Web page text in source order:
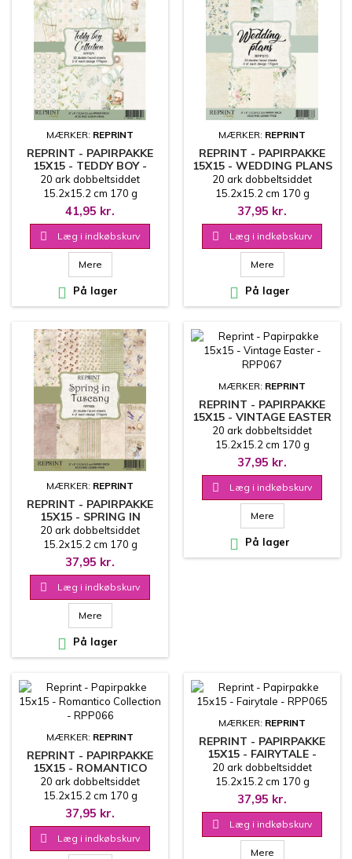
MÆRKER: REPRINT
REPRINT - PAPIRPAKKE
15X15 - TEDDY BOY -
RPP071
20 ark dobbeltsiddet
15.2x15.2 cm 170 g
41,95 kr.
 Læg i indkøbskurv
Mere
 På lager
MÆRKER: REPRINT
REPRINT - PAPIRPAKKE
15X15 - WEDDING PLANS
- RPP070
20 ark dobbeltsiddet
15.2x15.2 cm 170 g
37,95 kr.
 Læg i indkøbskurv
Mere
 På lager
MÆRKER: REPRINT
REPRINT - PAPIRPAKKE
15X15 - SPRING IN
TUSCANY - RPP068
20 ark dobbeltsiddet
15.2x15.2 cm 170 g
37,95 kr.
 Læg i indkøbskurv
Mere
 På lager
MÆRKER: REPRINT
REPRINT - PAPIRPAKKE
15X15 - VINTAGE EASTER
- RPP067
20 ark dobbeltsiddet
15.2x15.2 cm 170 g
37,95 kr.
 Læg i indkøbskurv
Mere
 På lager
MÆRKER: REPRINT
REPRINT - PAPIRPAKKE
15X15 - ROMANTICO
COLLECTION - RPP066
20 ark dobbeltsiddet
15.2x15.2 cm 170 g
37,95 kr.
 Læg i indkøbskurv
MÆRKER: REPRINT
REPRINT - PAPIRPAKKE
15X15 - FAIRYTALE -
RPP065
20 ark dobbeltsiddet
15.2x15.2 cm 170 g
37,95 kr.
 Læg i indkøbskurv
Mere